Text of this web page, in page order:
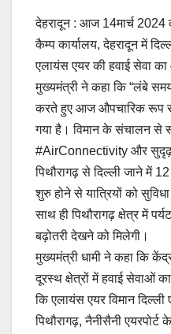
देहरादून : आज 14मार्च 2024
कैम्प कार्यालय, देहरादून में
एलायंस एयर की हवाई सेवा
मुख्यमंत्री ने कहा कि “लंबे
करते हुए आज औपचारिक रूप से
गया है। विमान के संचालन से
#AirConnectivity और सुदृढ़
पिथौरागढ़ से दिल्ली जाने में
शुरु होने से यात्रियों को
साथ ही पिथौरागढ़ क्षेत्र में
बढ़ोतरी देखने को मिलेगी।
मुख्यमंत्री धामी ने कहा कि
दूरस्थ क्षेत्रों में हवाई सेवाओं
कि एलायंस एयर विमान दिल्ली
पिथौरागढ़, नैनीसैनी